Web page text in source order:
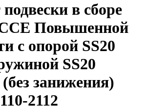
в сборе
Повышенной
c опорой SS20
SS20
занижения)
2112